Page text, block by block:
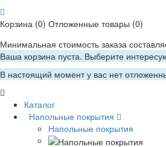
Корзина (0) Отложенные товары (0)
Минимальная стоимость заказа
Ваша корзина пуста. Выберите
В настоящий момент у вас нет
Каталог
Напольные покрытия
Напольные покрытия